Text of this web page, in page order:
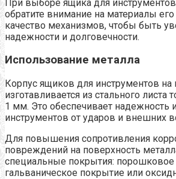
При выборе ящика для
обратите внимание на материалы
качество механизмов, чтобы быть
надежности и долговечности.
Использование металла
Корпус ящиков для инструментов на
изготавливается из стального
1 мм. Это обеспечивает надежность
инструментов от ударов и внешних
Для повышения сопротивления
повреждений на поверхность
специальные покрытия:
гальваническое покрытие или